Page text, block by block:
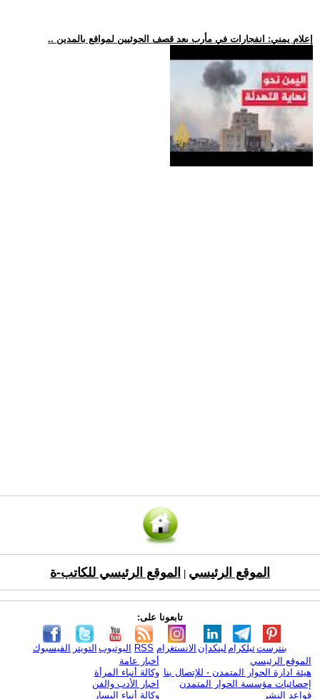
.. إعلام يمني: انفجارات في مأرب بعد قصف الحوثيين لمواقع بالمدين
الموقع الرئيسي الموقع الرئيسي للكاتب-ة
تابعونا على:
الفيسبوك التويتر اليوتيوب RSS الانستغرام لينكدإن تيلكرامبنترست
الموقع الرئيسي
هيئة ادارة الحوار المتمدن - للإتصال بنا
إحصائيات مؤسسة الحوار المتمدن
قواعد النشر
أخبار عامة
وكالة أنباء المرأة
اخبار الأدب والفن
وكالة أنباء اليسار